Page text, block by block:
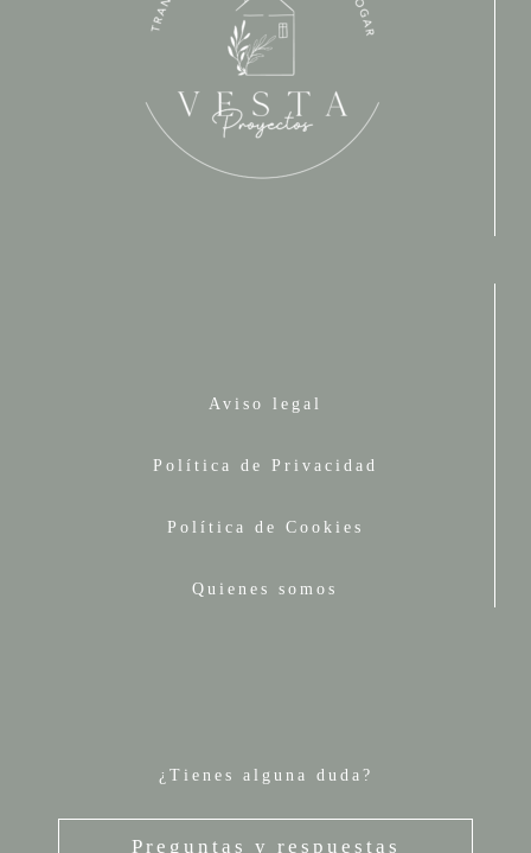
Aviso legal
Política de Privacidad
Política de Cookies
Quienes somos
¿Tienes alguna duda?
Preguntas y respuestas